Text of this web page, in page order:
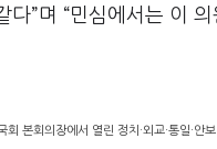
”며 “민심에서는 이
본회의장에서 열린 정치·외교·통일·안